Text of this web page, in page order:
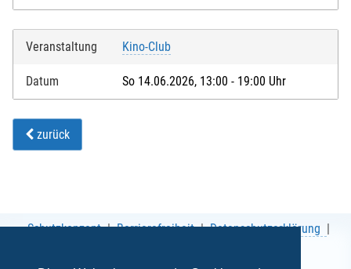
Veranstaltung Kino-Club
Datum So 14.06.2026, 13:00 - 19:00 Uhr
zurück
Schutzkonzept Barrierefreiheit
Datenschutzerklärung